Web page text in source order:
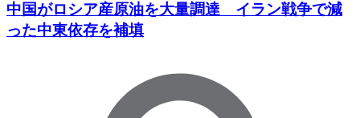
中国がロシア産原油を大量調達 イラン戦争で減
った中東依存を補填